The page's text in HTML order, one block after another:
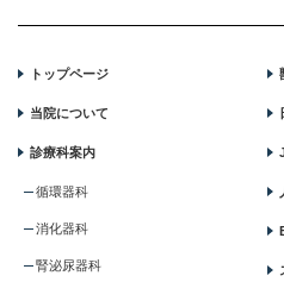
トップページ
当院について
診療科案内
循環器科
消化器科
腎泌尿器科